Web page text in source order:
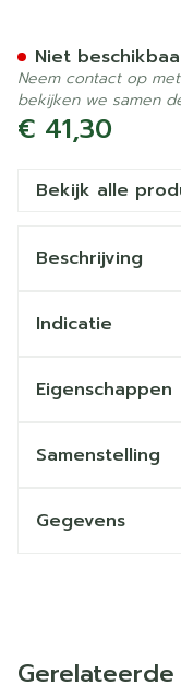
€ 41,30
Niet
Neem contact op
bekijken we samen
Bekijk alle
Beschrijving
Indicatie
Eigenschappen
Samenstelling
Gegevens